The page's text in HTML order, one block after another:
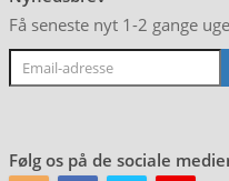
Få seneste nyt 1-2 gange
Følg os på de sociale